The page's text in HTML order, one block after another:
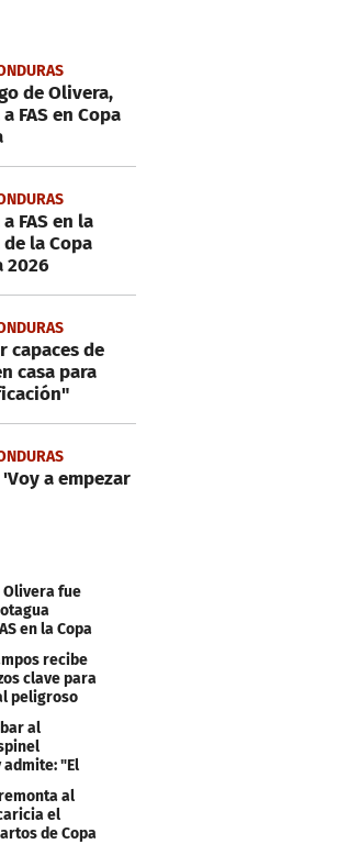
de Olivera,
FAS en Copa
FAS en la
la Copa
2026
capaces de
casa para
a empezar
Olivera fue
en la Copa
recibe
clave para
peligroso
al
admite: "El
corto"
al
el
de Copa